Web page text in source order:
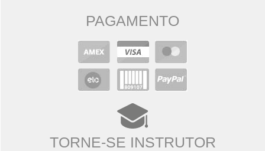
PAGAMENTO
TORNE-SE INSTRUTOR